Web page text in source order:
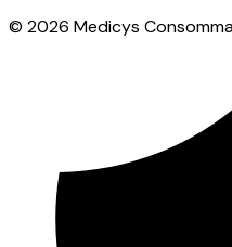
© 2026 Medicys